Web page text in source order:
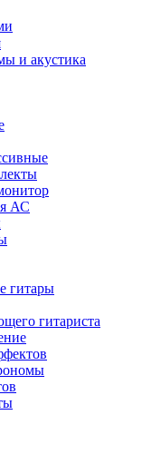
и акустика
АС
гитары
гитариста